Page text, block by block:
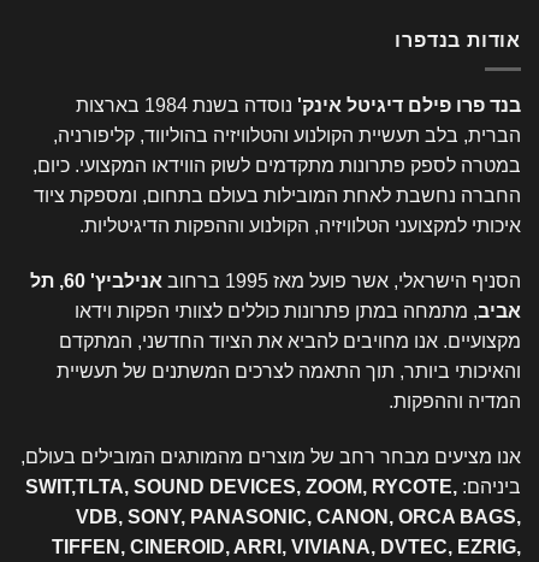
אודות בנדפרו
בנד פרו פילם דיגיטל אינק'
נוסדה בשנת 1984 בארצות
הברית, בלב תעשיית הקולנוע והטלוויזיה בהוליווד, קליפורניה,
במטרה לספק פתרונות מתקדמים לשוק הווידאו המקצועי. כיום,
החברה נחשבת לאחת המובילות בעולם בתחום, ומספקת ציוד
איכותי למקצועני הטלוויזיה, הקולנוע וההפקות הדיגיטליות.
הסניף הישראלי, אשר פועל מאז 1995 ברחוב
אנילביץ' 60, תל
אביב, מתמחה במתן פתרונות כוללים לצוותי הפקות וידאו
מקצועיים. אנו מחויבים להביא את הציוד החדשני, המתקדם
והאיכותי ביותר, תוך התאמה לצרכים המשתנים של תעשיית
המדיה וההפקות.
אנו מציעים מבחר רחב של מוצרים מהמותגים המובילים בעולם,
ביניהם: SWIT,TLTA, SOUND DEVICES, ZOOM, RYCOTE,
VDB, SONY, PANASONIC, CANON, ORCA BAGS,
TIFFEN, CINEROID, ARRI, VIVIANA, DVTEC, EZRIG,